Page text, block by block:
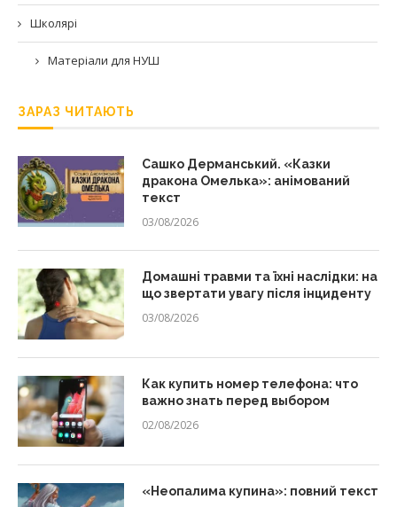
Школярі
Матеріали для НУШ
ЗАРАЗ ЧИТАЮТЬ
Сашко Дерманський. «Казки
дракона Омелька»: анімований
текст
03/08/2026
Домашні травми та їхні наслідки: на
що звертати увагу після інциденту
03/08/2026
Как купить номер телефона: что
важно знать перед выбором
02/08/2026
«Неопалима купина»: повний текст